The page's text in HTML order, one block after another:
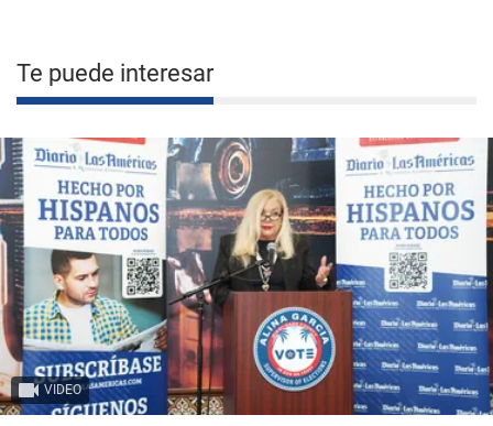
Te puede interesar
VIDEO